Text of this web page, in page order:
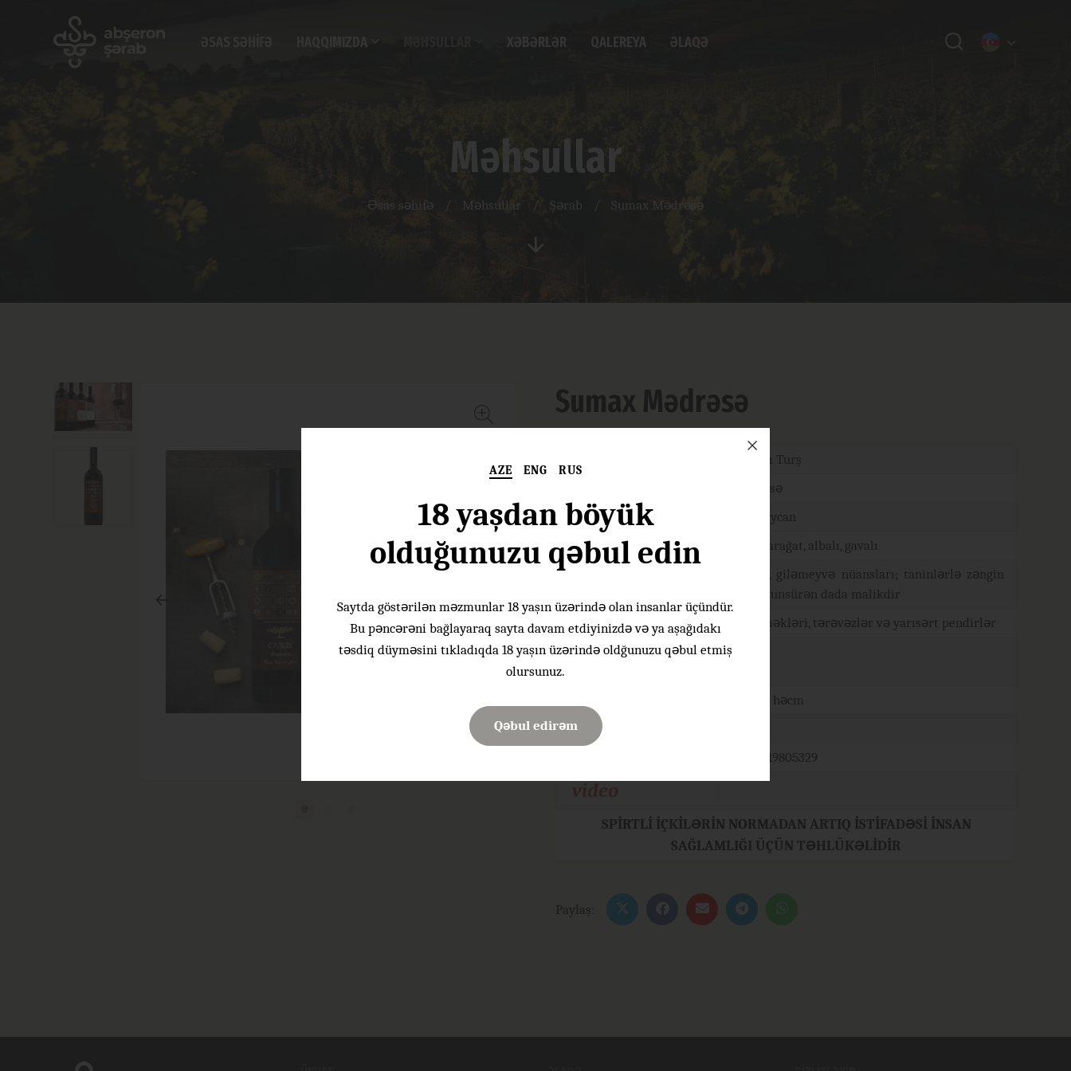
HAQQIMIZDA XƏBƏRLƏR QALEREYA ƏLAQƏ
Məhsullar
Əsas səhifə / Məhsullar / Şərab / Sumax Mədrəsə
Sumax Mədrəsə
Qırmızı Turş
Mədrəsə
Üzümün mənşəyi:
Azərbaycan
Ətir:
Qara qarağat, albalı, gavalı
Meyvə, giləmeyvə nüansları; taninlərlə zəngin
olan uzunsürən dada malikdir
Qida uyğunluğu:
Ət yeməkləri, tərəvəzlər və yarısərt pendirlər
Süfrəyə verilmə
12-14% həcm
Həcm:
4760019805329
SPİRTLİ İÇKİLƏRİN NORMADAN ARTIQ İSTİFADƏSİ İNSAN
SAĞLAMLIĞI ÜÇÜN TƏHLÜKƏLİDİR
Paylaş:
AZE ENG RUS
18 yaşdan böyük
olduğunuzu qəbul edin
Saytda göstərilən məzmunlar 18 yaşın üzərində olan insanlar üçündür.
Bu pəncərəni bağlayaraq sayta davam etdiyinizdə və ya aşağıdakı
təsdiq düyməsini tıkladıqda 18 yaşın üzərində oldğunuzu qəbul etmiş
olursunuz.
Qəbul edirəm